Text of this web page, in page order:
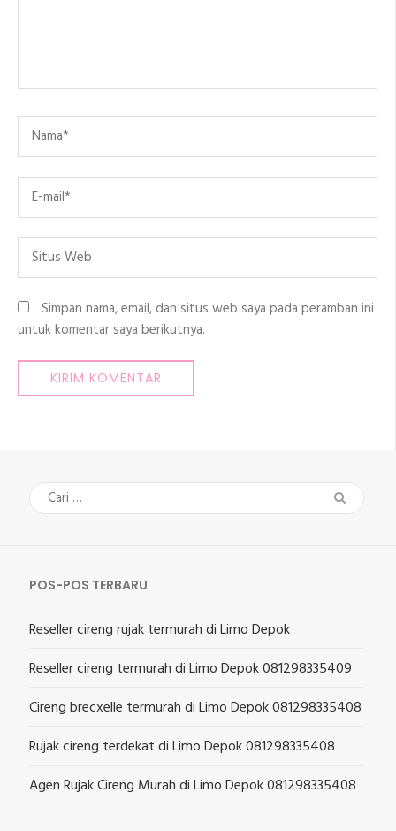
Name
Email
Situs
Web
Simpan nama, email, dan situs web saya pada peramban ini
untuk komentar saya berikutnya.
Cari
untuk:
POS-POS TERBARU
Reseller cireng rujak termurah di Limo Depok
Reseller cireng termurah di Limo Depok 081298335409
Cireng brecxelle termurah di Limo Depok 081298335408
Rujak cireng terdekat di Limo Depok 081298335408
Agen Rujak Cireng Murah di Limo Depok 081298335408